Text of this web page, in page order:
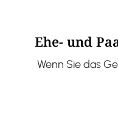
Ehe- und
Wenn Sie das